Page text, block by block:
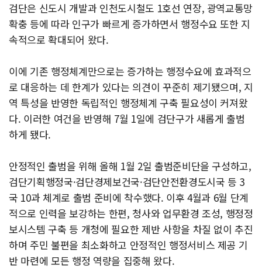
검단은 신도시 개발과 인천도시철도 1호선 연장, 광역교통망
확충 등에 따라 인구가 빠르게 증가하면서 행정수요 또한 지
속적으로 확대되어 왔다.
이에 기존 행정체계만으로는 증가하는 행정수요에 효과적으
로 대응하는 데 한계가 있다는 의견이 꾸준히 제기됐으며, 지
역 특성을 반영한 독립적인 행정체계 구축 필요성이 커져왔
다. 이러한 여건을 반영해 7월 1일에 검단구가 새롭게 출범
하게 됐다.
안정적인 출범을 위해 올해 1월 2일 출범준비단을 구성하고,
검단기획행정국·검단경제보건국·검단안전환경도시국 등 3
국 10과 체계로 출범 준비에 착수했다. 이후 4월과 6월 단계
적으로 인력을 보강하는 한편, 청사와 업무환경 조성, 행정정
보시스템 구축 등 개청에 필요한 제반 사항을 차질 없이 추진
하며 주민 불편을 최소화하고 안정적인 행정서비스 제공 기
반 마련에 모든 행정 역량을 집중해 왔다.